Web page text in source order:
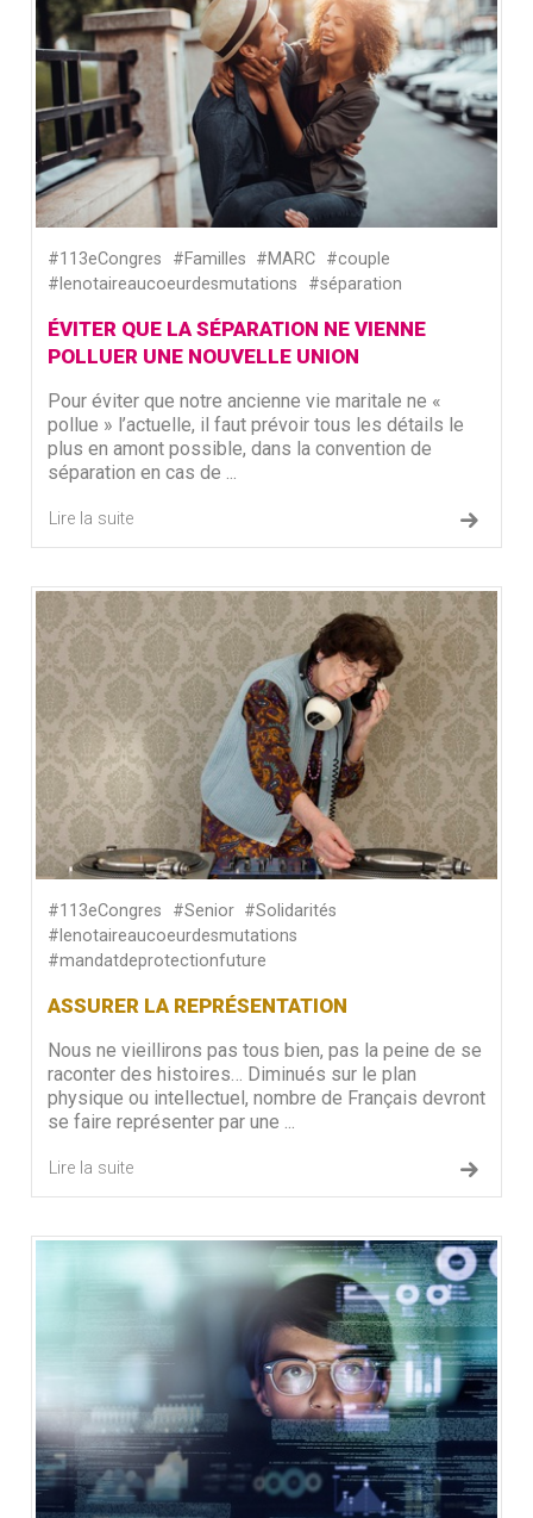
#113eCongres #Familles #MARC #couple
#lenotaireaucoeurdesmutations
#séparation
ÉVITER QUE LA SÉPARATION NE VIENNE
POLLUER UNE NOUVELLE UNION
Pour éviter que notre ancienne vie maritale ne «
pollue » l’actuelle, il faut prévoir tous les détails le
plus en amont possible, dans la convention de
séparation en cas de ...
Lire la suite
#113eCongres #Senior #Solidarités
#lenotaireaucoeurdesmutations
#mandatdeprotectionfuture
ASSURER LA REPRÉSENTATION
Nous ne vieillirons pas tous bien, pas la peine de se
raconter des histoires… Diminués sur le plan
physique ou intellectuel, nombre de Français devront
se faire représenter par une ...
Lire la suite